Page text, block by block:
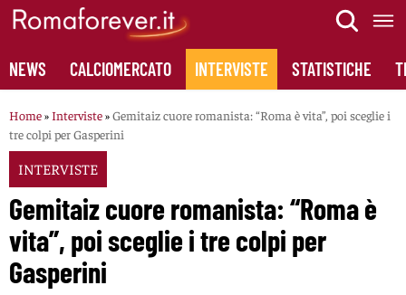
Skip
content
NEWS CALCIOMERCATO INTERVISTE STATISTICHE
Home»Interviste»Gemitaiz cuore romanista: “Roma è vita”, poi sceglie i
tre colpi per Gasperini
INTERVISTE
Gemitaiz cuore romanista: “Roma è
vita”, poi sceglie i tre colpi per
Gasperini